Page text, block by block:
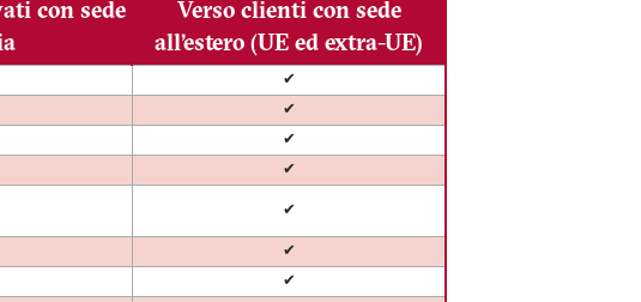
con sede
Verso clienti con sede
all’estero (UE ed extra-UE)
✔
✔
✔
✔
✔
✔
✔